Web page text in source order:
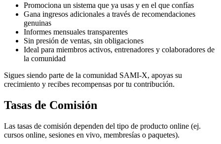
Promociona un sistema que ya usas y en el que confías
Gana ingresos adicionales a través de recomendaciones
genuinas
Informes mensuales transparentes
Sin presión de ventas, sin obligaciones
Ideal para miembros activos, entrenadores y colaboradores de
la comunidad
Sigues siendo parte de la comunidad SAMI-X, apoyas su
crecimiento y recibes recompensas por tu contribución.
Tasas de Comisión
Las tasas de comisión dependen del tipo de producto online (ej.
cursos online, sesiones en vivo, membresías o paquetes).